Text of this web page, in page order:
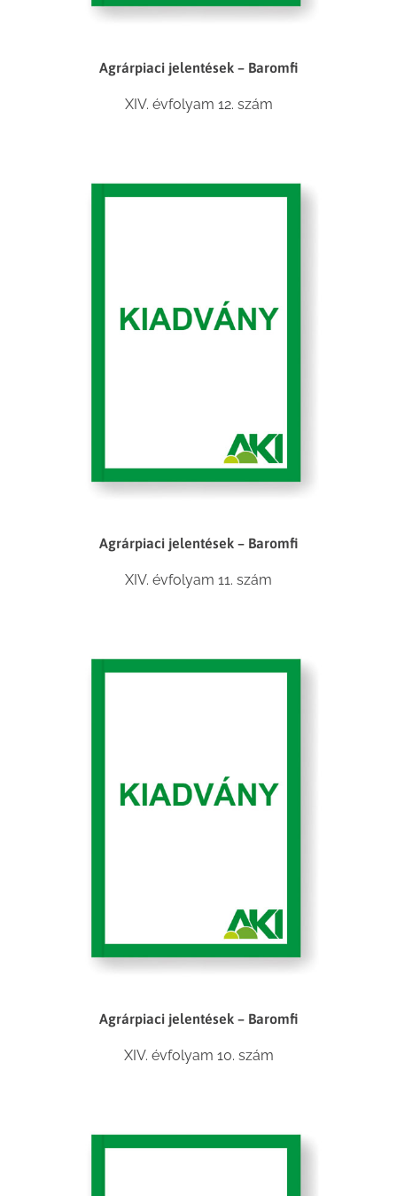
Agrárpiaci jelentések – Baromfi
XIV. évfolyam 12. szám
Agrárpiaci jelentések – Baromfi
XIV. évfolyam 11. szám
Agrárpiaci jelentések – Baromfi
XIV. évfolyam 10. szám